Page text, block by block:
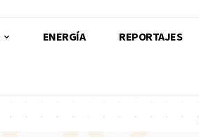
ENERGÍA REPORTAJES